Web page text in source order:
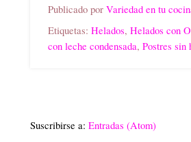
Publicado por Variedad en tu
Etiquetas: Helados, Helados con
con leche condensada, Postres sin
Suscribirse a: Entradas (Atom)